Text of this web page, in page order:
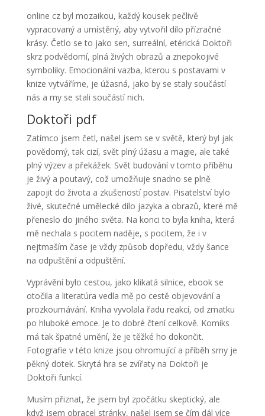
online cz byl mozaikou, každý kousek pečlivě
vypracovaný a umístěný, aby vytvořil dílo přízračné
krásy. Četlo se to jako sen, surreální, etérická Doktoři
skrz podvědomí, plná živých obrazů a znepokojivé
symboliky. Emocionální vazba, kterou s postavami v
knize vytváříme, je úžasná, jako by se staly součástí
nás a my se stali součástí nich.
Doktoři pdf
Zatímco jsem četl, našel jsem se v světě, který byl jak
povědomý, tak cizí, svět plný úžasu a magie, ale také
plný výzev a překážek. Svět budování v tomto příběhu
je živý a poutavý, což umožňuje snadno se plně
zapojit do života a zkušeností postav. Pisatelství bylo
živé, skutečné umělecké dílo jazyka a obrazů, které mě
přeneslo do jiného světa. Na konci to byla kniha, která
mě nechala s pocitem naděje, s pocitem, že i v
nejtmaším čase je vždy způsob dopředu, vždy šance
na odpuštění a odpuštění.
Vyprávění bylo cestou, jako klikatá silnice, ebook se
otočila a literatúra vedla mě po cestě objevování a
prozkoumávání. Kniha vyvolala řadu reakcí, od zmatku
po hluboké emoce. Je to dobré čtení celkově. Komiks
má tak špatné umění, že je těžké ho dokončit.
Fotografie v této knize jsou ohromující a příběh srny je
pěkný dotek. Skrytá hra se zvířaty na Doktoři je
Doktoři funkcí.
Musím přiznat, že jsem byl zpočátku skeptický, ale
když jsem obracel stránky, našel jsem se čím dál více